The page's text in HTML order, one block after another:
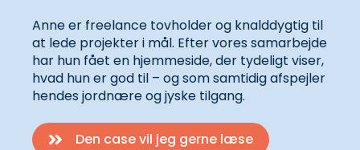
Anne er freelance tovholder og knalddygtig til
at lede projekter i mål. Efter vores samarbejde
har hun fået en hjemmeside, der tydeligt viser,
hvad hun er god til – og som samtidig afspejler
hendes jordnære og jyske tilgang.
Den case vil jeg gerne læse